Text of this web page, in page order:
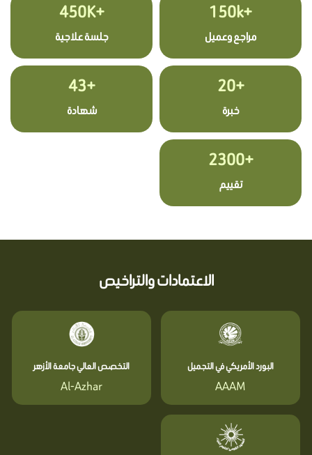
+150k
مراجع وعميل
+450K
جلسة علاجية
+20
خبرة
+43
شهادة
+2300
تقييم
الاعتمادات والتراخيص
البورد الأمريكي في التجميل
AAAM
التخصص العالي جامعة الأزهر
Al-Azhar